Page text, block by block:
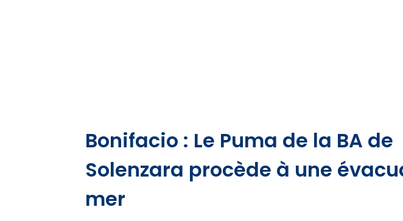
Bonifacio : Le Puma de la BA de
Solenzara procède à une
mer